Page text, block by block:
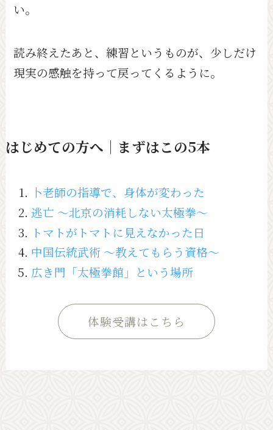
い。
読み終えたあと、練習というものが、少しだけ
現実の感触を持って戻ってくるように。
はじめての方へ｜まずはこの5本
卜老師の指導で、身体が変わった
逃亡 〜北京の消耗しない太極拳〜
トマトがトマトに見えなかった日
中国伝統武術 〜教えてもらう資格〜
広き門「太極拳館」という場所
体験受講はこちら